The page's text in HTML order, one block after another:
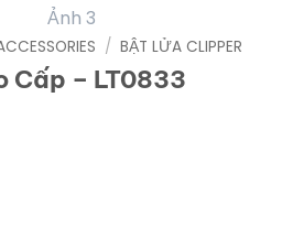
/ BẬT LỬA CLIPPER
Cấp – LT0833